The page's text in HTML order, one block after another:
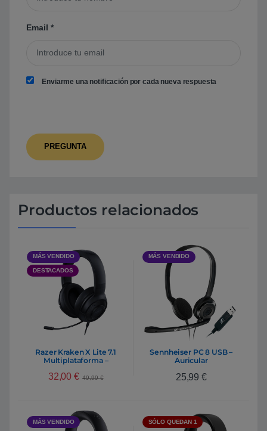
Email *
Enviarme una notificación por cada nueva respuesta
Productos relacionados
MÁS VENDIDO
DESTACADOS
Razer Kraken X Lite 7.1
Multiplataforma –
32,00€ 49,99€
MÁS VENDIDO
Sennheiser PC 8 USB –
Auricular
25,99 €
MÁS VENDIDO SÓLO QUEDAN 1